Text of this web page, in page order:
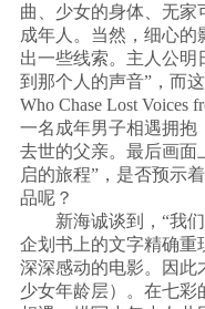
曲、少女的身体、无家
成年人。当然，细心
出一些线索。主人公明
到那个人的声音”，而
Who Chase Lost Voices
一名成年男子相遇拥抱
去世的父亲。最后画面
启的旅程”，是否预示
品呢？
新海诚谈到，“我们
企划书上的文字精确重
深深感动的电影。因此
少女年龄层）。在七彩